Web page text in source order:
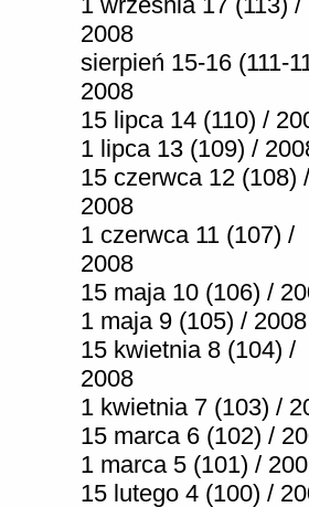
2008
sierpień 15-16 (111-
2008
15 lipca 14 (110) /
1 lipca 13 (109) /
15 czerwca 12 (108) /
2008
1 czerwca 11 (107) /
2008
15 maja 10 (106) /
1 maja 9 (105) / 2008
15 kwietnia 8 (104) /
2008
1 kwietnia 7 (103) /
15 marca 6 (102) /
1 marca 5 (101) /
15 lutego 4 (100) /